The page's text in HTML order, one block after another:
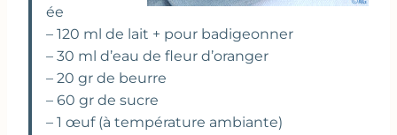
ée
– 120 ml de lait + pour badigeonner
– 30 ml d’eau de fleur d’oranger
– 20 gr de beurre
– 60 gr de sucre
– 1 œuf (à température ambiante)